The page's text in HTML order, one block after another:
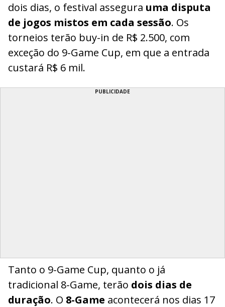
dois dias, o festival assegura uma disputa
de jogos mistos em cada sessão. Os
torneios terão buy-in de R$ 2.500, com
exceção do 9-Game Cup, em que a entrada
custará R$ 6 mil.
PUBLICIDADE
Tanto o 9-Game Cup, quanto o já
tradicional 8-Game, terão dois dias de
duração. O 8-Game acontecerá nos dias 17